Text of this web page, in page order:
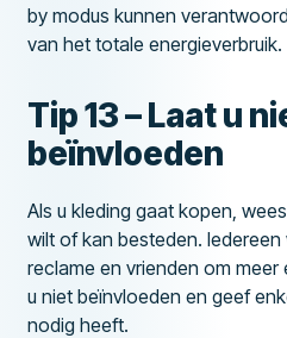
by modus kunnen
van het totale energieverbruik.
Tip 13 – Laat u
beïnvloeden
Als u kleding gaat kopen,
wilt of kan besteden.
reclame en vrienden om
u niet beïnvloeden en geef
nodig heeft.